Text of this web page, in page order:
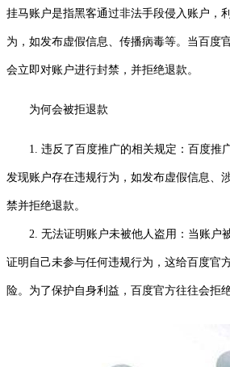
挂马账户是指黑客通过非法手段侵入账户，
为，如发布虚假信息、传播病毒等。当百度
会立即对账户进行封禁，并拒绝退款。
为何会被拒退款
1. 违反了百度推广的相关规定：百度推
发现账户存在违规行为，如发布虚假信息、
禁并拒绝退款。
2. 无法证明账户未被他人盗用：当账户
证明自己未参与任何违规行为，这给百度官
险。为了保护自身利益，百度官方往往会拒绝